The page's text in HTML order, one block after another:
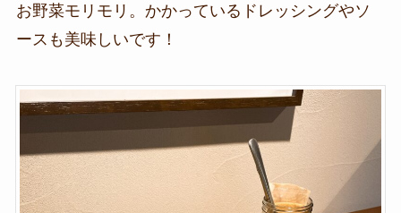
お野菜モリモリ。かかっているドレッシングやソ
ースも美味しいです！